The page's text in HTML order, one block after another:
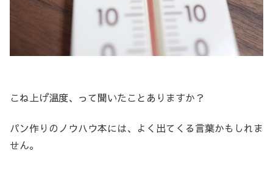
こね上げ温度、って聞いたことありますか？
パン作りのノウハウ本には、よく出てくる言葉かもしれま
せん。